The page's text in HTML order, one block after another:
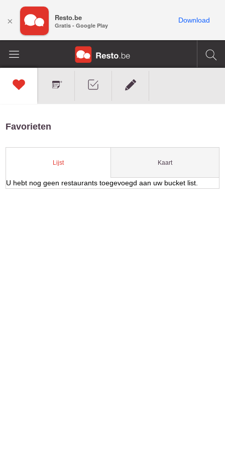
Favorieten
Lijst Kaart
U hebt nog geen restaurants toegevoegd aan uw bucket list.
× Resto.be
Gratis - Google Play
Download